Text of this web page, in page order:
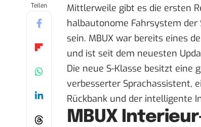
Teilen
Mittlerweile gibt es die ersten
halbautonome Fahrsystem
sein. MBUX war bereits eines
und ist seit dem neuesten
Die neue S-Klasse besitzt eine
verbesserter Sprachassistent,
Rückbank und der intelligente
MBUX